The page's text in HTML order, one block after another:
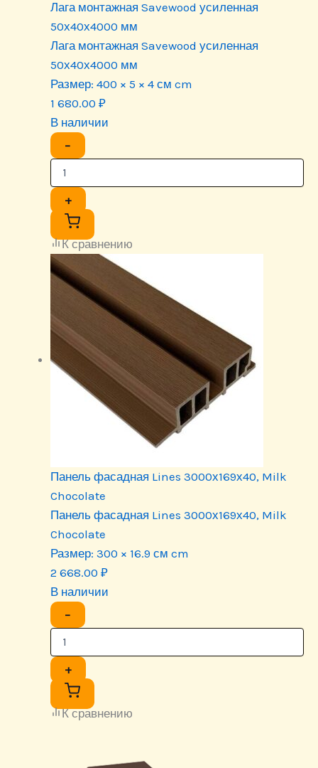
Лага монтажная Savewood усиленная
50х40х4000 мм
Лага монтажная Savewood усиленная
50х40х4000 мм
Размер: 400 × 5 × 4 см cm
1 680.00 ₽
В наличии
−
+
К сравнению
Панель фасадная Lines 3000х169х40, Milk
Chocolate
Панель фасадная Lines 3000х169х40, Milk
Chocolate
Размер: 300 × 16.9 см cm
2 668.00 ₽
В наличии
−
+
К сравнению